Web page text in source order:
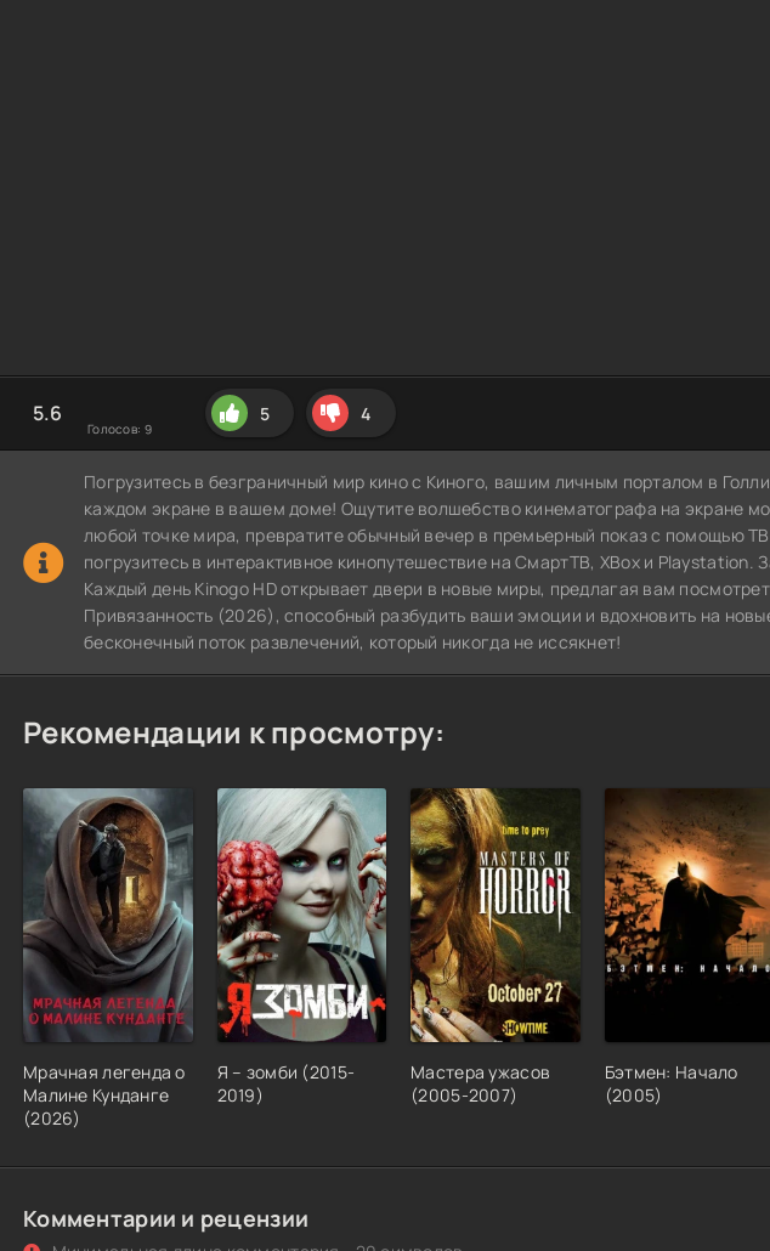
5.6
Голосов: 9
5 4
Погрузитесь в безграничный мир кино с Киного, вашим личным порталом в
каждом экране в вашем доме! Ощутите волшебство кинематографа на экране
любой точке мира, превратите обычный вечер в премьерный показ с помощью
погрузитесь в интерактивное кинопутешествие на СмартТВ, XBox и Playstation.
Каждый день Kinogo HD открывает двери в новые миры, предлагая вам
Привязанность (2026), способный разбудить ваши эмоции и вдохновить на
бесконечный поток развлечений, который никогда не иссякнет!
Рекомендации к просмотру:
Мрачная легенда о
Малине Кунданге
(2026)
Я – зомби (2015-
2019)
Мастера ужасов
(2005-2007)
Бэтмен: Начало
(2005)
Комментарии и рецензии